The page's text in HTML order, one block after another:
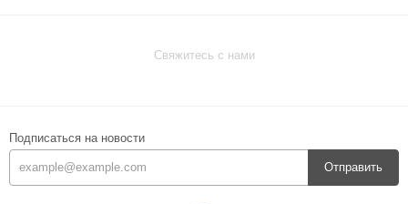
Свяжитесь с нами
Подписаться на новости
Отправить